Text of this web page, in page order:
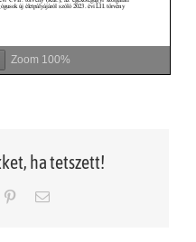
Zoom 100%
ha tetszett!
PinterestEmail